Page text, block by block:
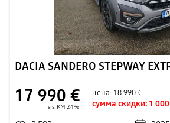
DACIA SANDERO STEPWAY
17 990 €
sis. KM 24%
цена: 18 990 €
сумма скидки: 1